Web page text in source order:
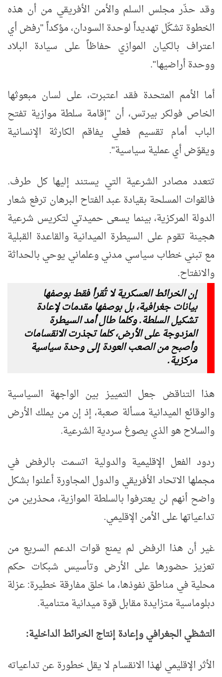
وقد حذّر مجلس السلم والأمن الأفريقي من أن هذه
الخطوة تشكّل تهديداً لوحدة السودان، مؤكداً "رفض أي
اعتراف بالكيان الموازي حفاظاً على سيادة البلاد
ووحدة أراضيها".
أما الأمم المتحدة فقد اعتبرت، على لسان مبعوثها
الخاص فولكر بيرتس، أن "إقامة سلطة موازية تفتح
الباب أمام تقسيم فعلي يفاقم الكارثة الإنسانية
ويقوّض أي عملية سياسية".
تتعدد مصادر الشرعية التي يستند إليها كل طرف.
فالقوات المسلحة بقيادة عبد الفتاح البرهان ترفع شعار
الدولة المركزية، بينما يسعى حميدتي لتكريس شرعية
هجينة تقوم على السيطرة الميدانية والقاعدة القبلية
مع تبني خطاب سياسي مدني وعلماني يوحي بالحداثة
والانفتاح.
إن الخرائط العسكرية لا تُقرأ فقط بوصفها
بيانات جغرافية، بل بوصفها مقدمات لإعادة
تشكيل السلطة. وكلما طال أمد السيطرة
المزدوجة على الأرض، كلما تجذرت الانقسامات
وأصبح من الصعب العودة إلى وحدة سياسية
مركزية.
هذا التناقض جعل التمييز بين الواجهة السياسية
والوقائع الميدانية مسألة صعبة، إذ إن من يملك الأرض
والسلاح هو الذي يصوغ سردية الشرعية.
ردود الفعل الإقليمية والدولية اتسمت بالرفض في
مجملها الاتحاد الأفريقي والدول المجاورة أعلنوا بشكل
واضح أنهم لن يعترفوا بالسلطة الموازية، محذرين من
تداعياتها على الأمن الإقليمي.
غير أن هذا الرفض لم يمنع قوات الدعم السريع من
تعزيز حضورها على الأرض وتأسيس شبكات حكم
محلية في مناطق نفوذها، ما خلق مفارقة خطيرة: عزلة
دبلوماسية متزايدة مقابل قوة ميدانية متنامية.
التشظي الجغرافي وإعادة إنتاج الخرائط الداخلية:
الأثر الإقليمي لهذا الانقسام لا يقل خطورة عن تداعياته